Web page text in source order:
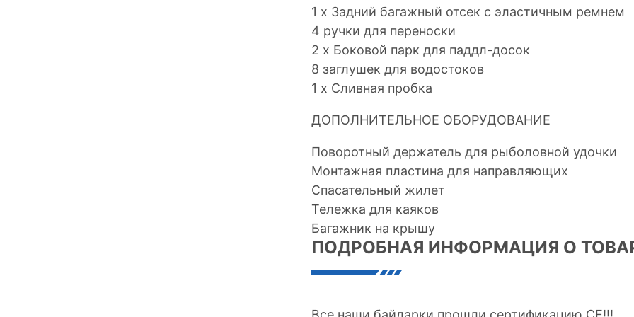
1 x Задний багажный отсек с эластичным ремнем
4 ручки для переноски
2 x Боковой парк для паддл-досок
8 заглушек для водостоков
1 x Сливная пробка
ДОПОЛНИТЕЛЬНОЕ ОБОРУДОВАНИЕ
Поворотный держатель для рыболовной удочки
Монтажная пластина для направляющих
Спасательный жилет
Тележка для каяков
Багажник на крышу
ПОДРОБНАЯ ИНФОРМАЦИЯ О